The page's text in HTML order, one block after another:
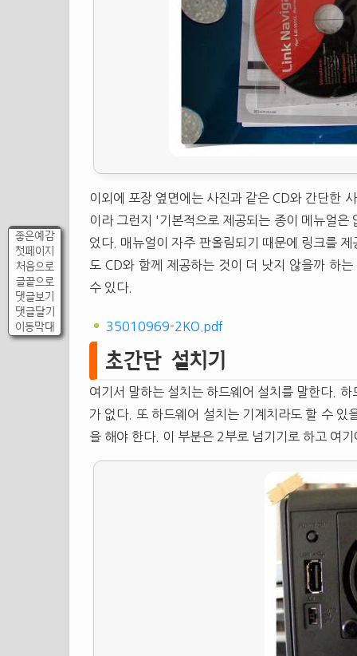
좋은예감
첫페이지
처음으로
글끝으로
댓글보기
댓글달기
이동막대
이외에 포장 옆면에는 사진과 같은 CD와 간단한
이라 그런지 '기본적으로 제공되는 종이 메뉴얼
었다. 매뉴얼이 자주 판올림되기 때문에 링크를
도 CD와 함께 제공하는 것이 더 낫지 않을까 하
수 있다.
35010969-2KO.pdf
초간단 설치기
여기서 말하는 설치는 하드웨어 설치를 말한다.
가 없다. 또 하드웨어 설치는 기계치라도 할 수 있
을 해야 한다. 이 부분은 2부로 넘기기로 하고 여